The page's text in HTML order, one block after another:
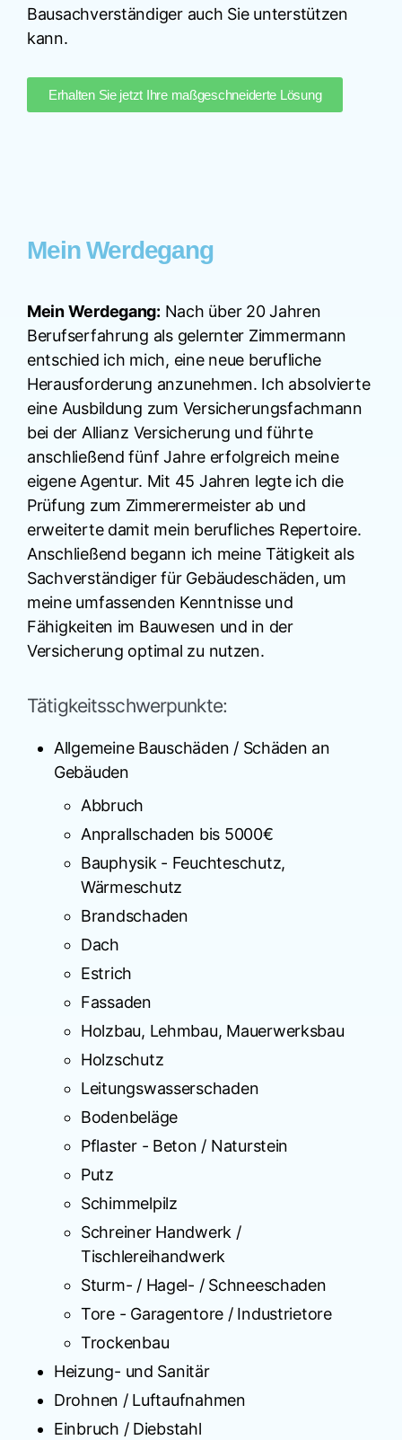
Bausachverständiger auch Sie unterstützen
kann.
Erhalten Sie jetzt Ihre maßgeschneiderte Lösung
Mein Werdegang
Mein Werdegang: Nach über 20 Jahren
Berufserfahrung als gelernter Zimmermann
entschied ich mich, eine neue berufliche
Herausforderung anzunehmen. Ich absolvierte
eine Ausbildung zum Versicherungsfachmann
bei der Allianz Versicherung und führte
anschließend fünf Jahre erfolgreich meine
eigene Agentur. Mit 45 Jahren legte ich die
Prüfung zum Zimmerermeister ab und
erweiterte damit mein berufliches Repertoire.
Anschließend begann ich meine Tätigkeit als
Sachverständiger für Gebäudeschäden, um
meine umfassenden Kenntnisse und
Fähigkeiten im Bauwesen und in der
Versicherung optimal zu nutzen.
Tätigkeitsschwerpunkte:
Allgemeine Bauschäden / Schäden an
Gebäuden
Abbruch
Anprallschaden bis 5000€
Bauphysik - Feuchteschutz,
Wärmeschutz
Brandschaden
Dach
Estrich
Fassaden
Holzbau, Lehmbau, Mauerwerksbau
Holzschutz
Leitungswasserschaden
Bodenbeläge
Pflaster - Beton / Naturstein
Putz
Schimmelpilz
Schreiner Handwerk /
Tischlereihandwerk
Sturm- / Hagel- / Schneeschaden
Tore - Garagentore / Industrietore
Trockenbau
Heizung- und Sanitär
Drohnen / Luftaufnahmen
Einbruch / Diebstahl